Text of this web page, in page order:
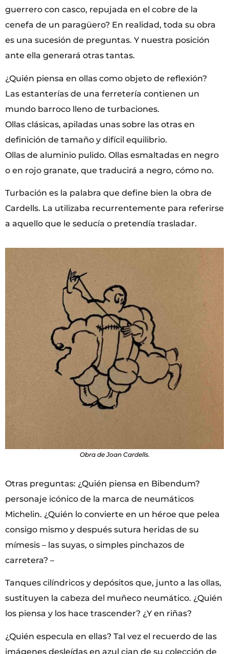
guerrero con casco, repujada en el cobre de la
cenefa de un paragüero? En realidad, toda su obra
es una sucesión de preguntas. Y nuestra posición
ante ella generará otras tantas.
¿Quién piensa en ollas como objeto de reflexión?
Las estanterías de una ferretería contienen un
mundo barroco lleno de turbaciones.
Ollas clásicas, apiladas unas sobre las otras en
definición de tamaño y difícil equilibrio.
Ollas de aluminio pulido. Ollas esmaltadas en negro
o en rojo granate, que traducirá a negro, cómo no.
Turbación es la palabra que define bien la obra de
Cardells. La utilizaba recurrentemente para referirse
a aquello que le seducía o pretendía trasladar.
Obra de Joan Cardells.
Otras preguntas: ¿Quién piensa en Bibendum?
personaje icónico de la marca de neumáticos
Michelin. ¿Quién lo convierte en un héroe que pelea
consigo mismo y después sutura heridas de su
mímesis – las suyas, o simples pinchazos de
carretera? –
Tanques cilíndricos y depósitos que, junto a las ollas,
sustituyen la cabeza del muñeco neumático. ¿Quién
los piensa y los hace trascender? ¿Y en riñas?
¿Quién especula en ellas? Tal vez el recuerdo de las
imágenes desleídas en azul cian de su colección de